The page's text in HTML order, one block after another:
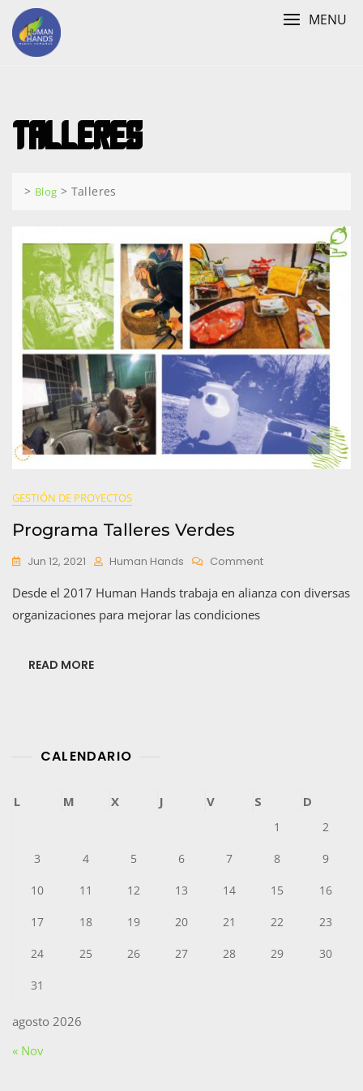
Skip
content
MENU
Talleres
> Blog > Talleres
GESTIÓN DE PROYECTOS
Programa Talleres Verdes
Jun 12, 2021 Human Hands CommentOn
Talleres
Desde el 2017 Human Hands trabaja en alianza con diversas
organizaciones para mejorar las condiciones
READ MORE
CALENDARIO
agosto 2026
L M X J V S D
1 2
3 4 5 6 7 8 9
10 11 12 13 14 15 16
17 18 19 20 21 22 23
24 25 26 27 28 29 30
31
« Nov